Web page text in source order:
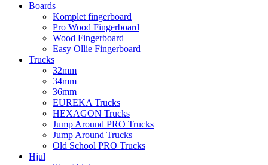
Boards
Komplet fingerboard
Pro Wood Fingerboard
Wood Fingerboard
Easy Ollie Fingerboard
Trucks
32mm
34mm
36mm
EUREKA Trucks
HEXAGON Trucks
Jump Around PRO Trucks
Jump Around Trucks
Old School PRO Trucks
Hjul